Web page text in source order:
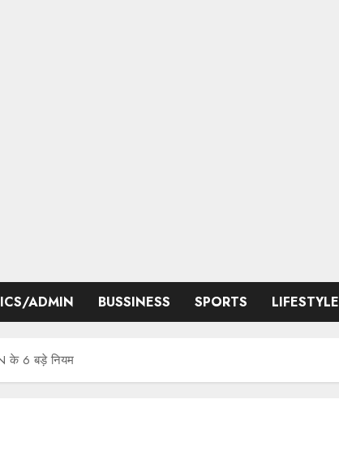
ADMIN BUSSINESS SPORTS LIFESTYLE
के 6 बड़े नियम